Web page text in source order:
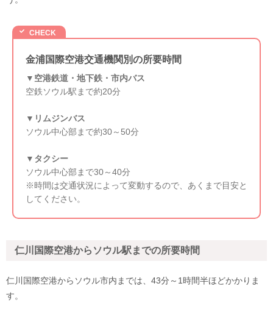
金浦国際空港交通機関別の所要時間
▼空港鉄道・地下鉄・市内バス
空鉄ソウル駅まで約20分
▼リムジンバス
ソウル中心部まで約30～50分
▼タクシー
ソウル中心部まで30～40分
※時間は交通状況によって変動するので、あくまで目安と
してください。
仁川国際空港からソウル駅までの所要時間
仁川国際空港からソウル市内までは、43分～1時間半ほどかかりま
す。